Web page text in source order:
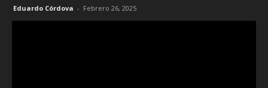
Eduardo Córdova - Febrero 26, 2025